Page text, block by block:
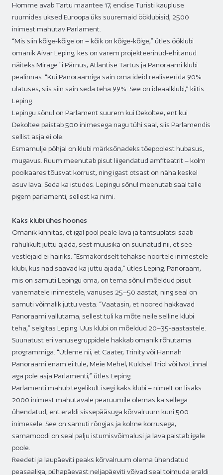
Homme avab Tartu maantee 17, endise Turisti kaupluse
ruumides uksed Euroopa üks suuremaid ööklubisid, 2500
inimest mahutav Parlament.
“Mis siin kõige-kõige on – kõik on kõige-kõige,” ütles ööklubi
omanik Aivar Leping, kes on varem projekteerinud-ehitanud
näiteks Mirage´i Pärnus, Atlantise Tartus ja Panoraami klubi
pealinnas. “Kui Panoraamiga sain oma ideid realiseerida 90%
ulatuses, siis siin sain seda teha 99%. See on ideaalklubi,” kiitis
Leping.
Lepingu sõnul on Parlament suurem kui Dekoltee, ent kui
Dekoltee paistab 500 inimesega nagu tühi saal, siis Parlamendis
sellist asja ei ole.
Esmamulje põhjal on klubi märksõnadeks tõepoolest hubasus,
mugavus. Ruum meenutab pisut liigendatud amfiteatrit – kolm
poolkaares tõusvat korrust, ning igast otsast on näha keskel
asuv lava. Seda ka istudes. Lepingu sõnul meenutab saal talle
pigem parlamenti, sellest ka nimi.
Kaks klubi ühes hoones
Omanik kinnitas, et igal pool peale lava ja tantsuplatsi saab
rahulikult juttu ajada, sest muusika on suunatud nii, et see
vestlejaid ei häiriks. “Esmakordselt tehakse noortele inimestele
klubi, kus nad saavad ka juttu ajada,” ütles Leping. Panoraam,
mis on samuti Lepingu oma, on tema sõnul mõeldud pisut
vanematele inimestele, vanuses 25–50 aastat, ning seal on
samuti võimalik juttu vesta. “Vaatasin, et noored hakkavad
Panoraami vallutama, sellest tuli ka mõte neile selline klubi
teha,” selgitas Leping. Uus klubi on mõeldud 20–35-aastastele.
Suunatust eri vanusegruppidele hakkab omanik rõhutama
programmiga. “Ütleme nii, et Caater, Trinity või Hannah
Panoraami enam ei tule, Meie Mehel, Kuldsel Triol või Ivo Linnal
aga pole asja Parlamenti,” ütles Leping.
Parlamenti mahub tegelikult isegi kaks klubi – nimelt on lisaks
2000 inimest mahutavale pearuumile olemas ka sellega
ühendatud, ent eraldi sissepääsuga kõrvalruum kuni 500
inimesele. See on samuti rõngjas ja kolme korrusega,
samamoodi on seal palju istumisvõimalusi ja lava paistab igale
poole.
Reedeti ja laupäeviti peaks kõrvalruum olema ühendatud
peasaaliga, pühapäevast neljapäeviti võivad seal toimuda eraldi